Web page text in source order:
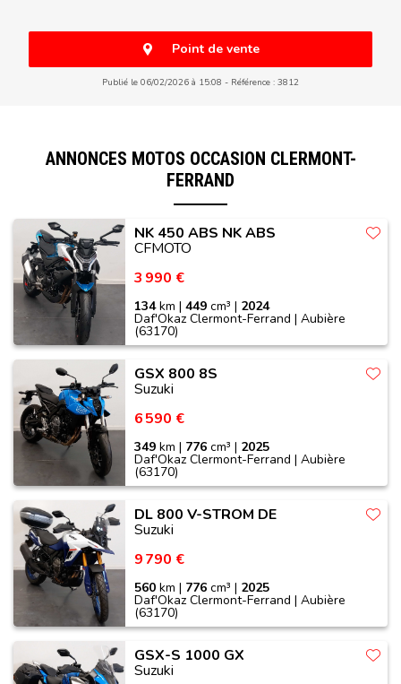
Point de vente
Publié le 06/02/2026 à 15:08 Référence : 3812
ANNONCES MOTOS OCCASION CLERMONT-
FERRAND
NK 450 ABS NK ABS
CFMOTO
3 990 €
134km |449 cm³ | 2024
Daf'Okaz Clermont-Ferrand | Aubière
(63170)
GSX 800 8S
Suzuki
6 590 €
349 km | 776 cm³ | 2025
Daf'Okaz Clermont-Ferrand | Aubière
(63170)
DL 800 V-STROM DE
Suzuki
9 790 €
560 km | 776 cm³ | 2025
Daf'Okaz Clermont-Ferrand | Aubière
(63170)
GSX-S 1000 GX
Suzuki